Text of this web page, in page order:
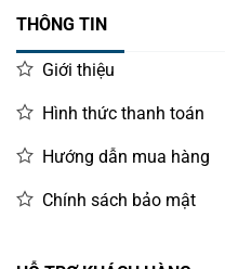
THÔNG TIN
Giới thiệu
Hình thức thanh toán
Hướng dẫn mua hàng
Chính sách bảo mật